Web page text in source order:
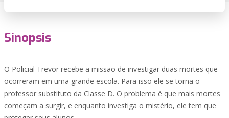
Sinopsis
O Policial Trevor recebe a missão de investigar duas mortes que
ocorreram em uma grande escola. Para isso ele se torna o
professor substituto da Classe D. O problema é que mais mortes
começam a surgir, e enquanto investiga o mistério, ele tem que